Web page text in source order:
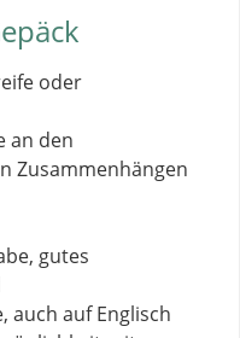
oder
an den
Zusammenhängen
gutes
auch auf Englisch